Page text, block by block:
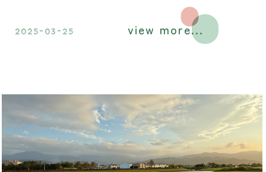
生的興趣及技能有更多出路及舞台。
2025-03-25 view more...